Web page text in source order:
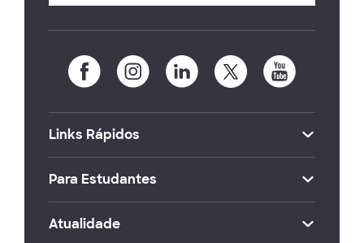
Links Rápidos
Para Estudantes
Atualidade